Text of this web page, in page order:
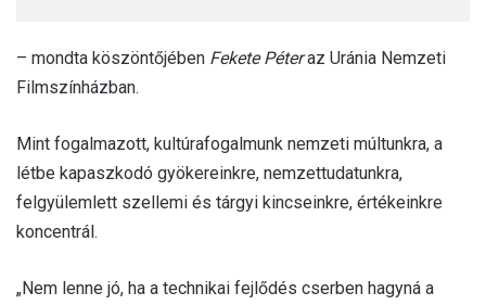
– mondta köszöntőjében Fekete Péteraz Uránia Nemzeti
Filmszínházban.
Mint fogalmazott, kultúrafogalmunk nemzeti múltunkra, a
létbe kapaszkodó gyökereinkre, nemzettudatunkra,
felgyülemlett szellemi és tárgyi kincseinkre, értékeinkre
koncentrál.
„Nem lenne jó, ha a technikai fejlődés cserben hagyná a